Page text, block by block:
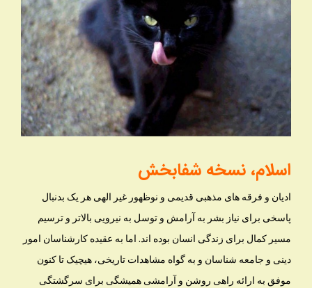
اسلام، نسخه شفابخش
ادیان و فرقه های مذهبی قدیمی و نوظهور غیر الهی هر یک بدنبال
پاسخی برای نیاز بشر به آرامش و توسل به نیرویی بالاتر و ترسیم
مسیر کمال برای زندگی انسان بوده اند. اما به عقیده کارشناسان امور
دینی و جامعه شناسان و به گواه مشاهدات تاریخی، هیچیک تا کنون
موفق به ارائه راهی روشن و آرامشی همیشگی برای سرگشتگی